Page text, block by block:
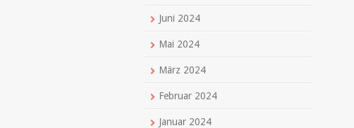
Juni 2024
Mai 2024
März 2024
Februar 2024
Januar 2024